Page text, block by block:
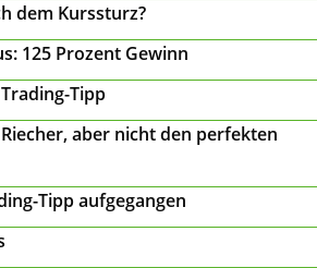
dem Kurssturz?
125 Prozent Gewinn
Tipp
aber nicht den perfekten
Tipp aufgegangen